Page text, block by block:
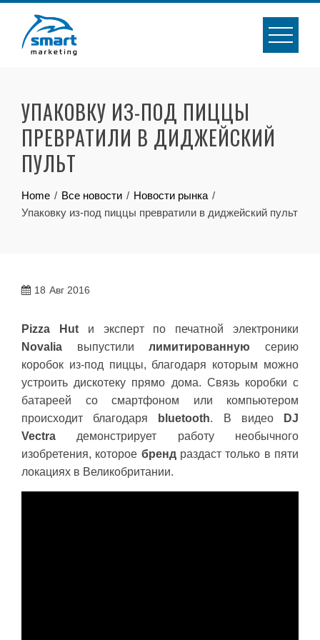
content
УПАКОВКУ ИЗ-ПОД ПИЦЦЫ
ПРЕВРАТИЛИ В ДИДЖЕЙСКИЙ
ПУЛЬТ
Home Все новости
Новости рынка
Упаковку из-под пиццы превратили в диджейский пульт
18 Авг 2016
Pizza Hutи эксперт по печатной электроники
Novalia выпустилилимитированную серию
коробок из-под пиццы, благодаря которым можно
устроить дискотеку прямо дома. Связь коробки с
батареей со смартфоном или компьютером
происходит благодаря
bluetooth. В видео
DJ
Vectra демонстрирует работу необычного
изобретения, которое брендраздаст только в пяти
локациях в Великобритании.